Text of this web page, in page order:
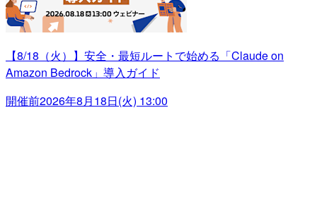
【8/18（火）】安全・最短ルートで始める「Claude on
Amazon Bedrock」導入ガイド
開催前2026年8月18日(火) 13:00